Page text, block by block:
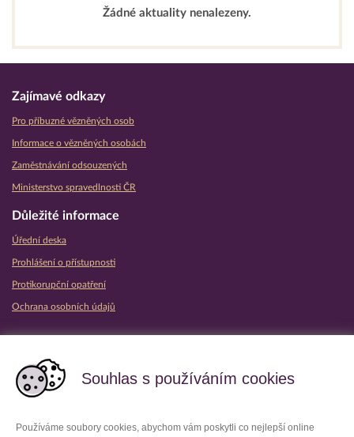
Souhlas s používáním cookies
Používáme soubory cookies, abychom vám poskytli co nejlepší online
Žádné aktuality nenalezeny.
Zajímavé odkazy
Pro příbuzné vězněných osob
Informace o vězněných osobách
Zaměstnávání odsouzených
Ministerstvo spravedlnosti ČR
Důležité informace
Úřední deska
Prohlášení o přístupnosti
Protikorupční opatření
Ochrana osobních údajů